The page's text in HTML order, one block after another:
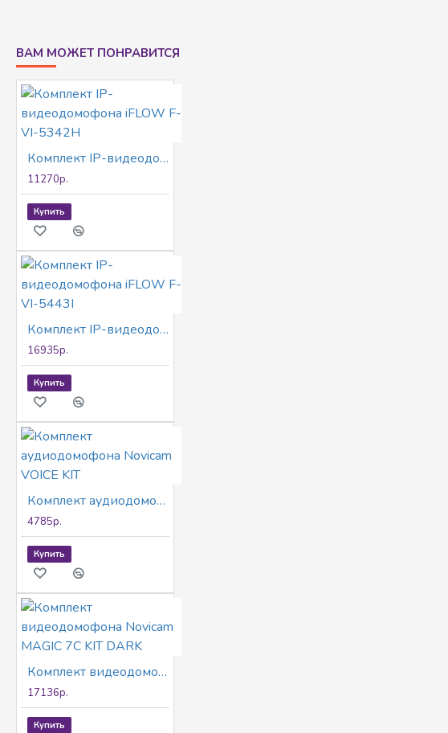
ВАМ МОЖЕТ ПОНРАВИТСЯ
Комплект IP-видеодомофона iFLOW F-VI-5342H
11270р.
Купить
Комплект IP-видеодомофона iFLOW F-VI-5443I
16935р.
Купить
Комплект аудиодомофона Novicam VOICE KIT
4785р.
Купить
Комплект видеодомофона Novicam MAGIC 7C KIT DARK
17136р.
Купить